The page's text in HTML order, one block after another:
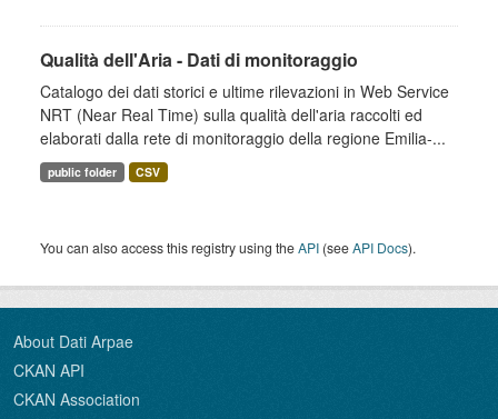
Qualità dell'Aria - Dati di monitoraggio
Catalogo dei dati storici e ultime rilevazioni in Web Service
NRT (Near Real Time) sulla qualità dell'aria raccolti ed
elaborati dalla rete di monitoraggio della regione Emilia-...
public folder CSV
You can also access this registry using theAPI (seeAPI Docs).
About Dati Arpae
CKAN API
CKAN Association